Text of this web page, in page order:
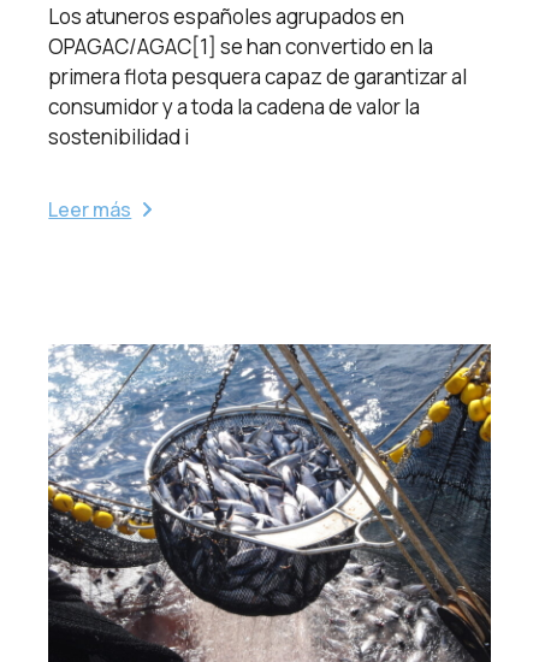
Los atuneros españoles agrupados en
OPAGAC/AGAC[1] se han convertido en la
primera flota pesquera capaz de garantizar al
consumidor y a toda la cadena de valor la
sostenibilidad i
Leer más